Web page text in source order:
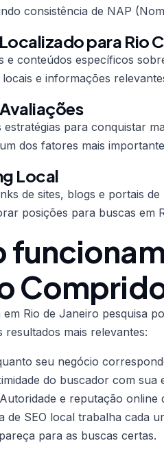
consistência de NAP
para Rio
e conteúdos específicos
e informações
estratégias para conquistar
dos fatores mais
Local
de sites, blogs e portais
posições para buscas em
em Rio de Janeiro pesquisa
resultados mais relevantes:
seu negócio
do buscador com sua
Autoridade e reputação online
de SEO local trabalha cada
para as buscas certas.